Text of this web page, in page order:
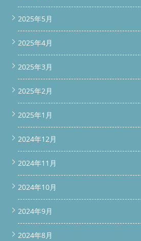
2025年5月
2025年4月
2025年3月
2025年2月
2025年1月
2024年12月
2024年11月
2024年10月
2024年9月
2024年8月